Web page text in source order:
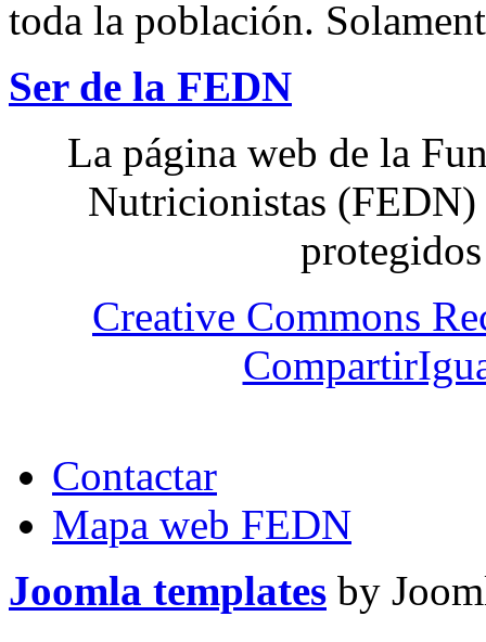
toda la población.
Ser de la FEDN
La página web de la
Nutricionistas (FEDN)
Creative Commons
Contactar
Mapa web FEDN
Joomla templates by